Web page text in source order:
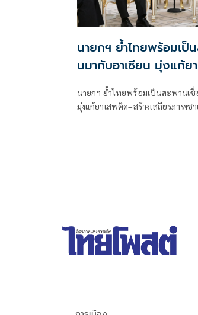
นายกฯ ย้ำไทยพร้อมเป็
นมากับอาเซียน มุ่งแก้ย
เสถียรภาพชายแดน
นายกฯ ย้ำไทยพร้อมเป็นสะพานเชื่
มุ่งแก้ยาเสพติด–สร้างเสถียรภาพช